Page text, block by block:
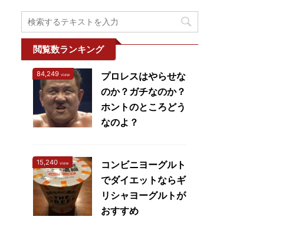
閲覧数ランキング
84,249 view
プロレスはやらせな
のか？ガチなのか？
ホントのところどう
なのよ？
15,240 view
コンビニヨーグルト
でダイエットならギ
リシャヨーグルトが
おすすめ